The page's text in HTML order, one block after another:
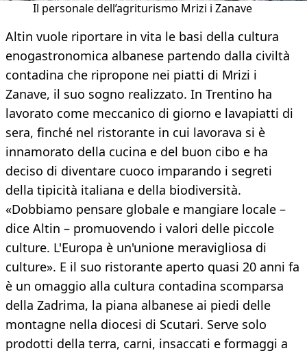
Il personale dell’agriturismo Mrizi i Zanave
Altin vuole riportare in vita le basi della cultura
enogastronomica albanese partendo dalla civiltà
contadina che ripropone nei piatti di Mrizi i
Zanave, il suo sogno realizzato. In Trentino ha
lavorato come meccanico di giorno e lavapiatti di
sera, finché nel ristorante in cui lavorava si è
innamorato della cucina e del buon cibo e ha
deciso di diventare cuoco imparando i segreti
della tipicità italiana e della biodiversità.
«Dobbiamo pensare globale e mangiare locale –
dice Altin – promuovendo i valori delle piccole
culture. L'Europa è un'unione meravigliosa di
culture». E il suo ristorante aperto quasi 20 anni fa
è un omaggio alla cultura contadina scomparsa
della Zadrima, la piana albanese ai piedi delle
montagne nella diocesi di Scutari. Serve solo
prodotti della terra, carni, insaccati e formaggi a